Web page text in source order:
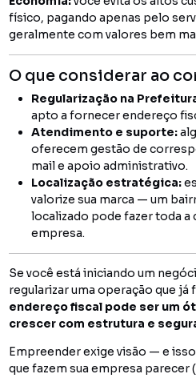
físico, pagando apenas pelo
geralmente com valores bem
O que considerar ao
Regularização na
apto a fornecer endereço
Atendimento e suporte:
oferecem gestão de
mail e apoio administrativo.
Localização estratégica:
valorize sua marca — um
localizado pode fazer toda a
empresa.
Se você está iniciando um
regularizar uma operação que já
endereço fiscal pode ser um
crescer com estrutura e
Empreender exige visão — e
que fazem sua empresa parecer